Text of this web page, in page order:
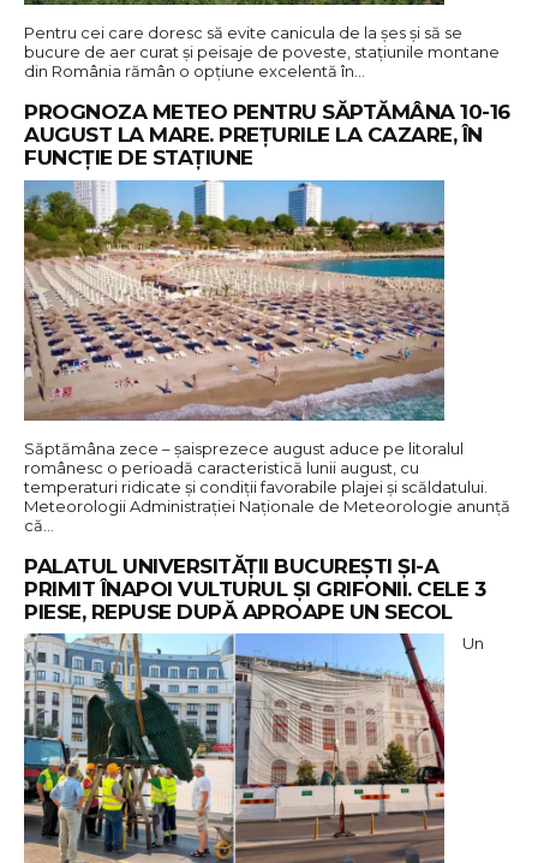
Pentru cei care doresc să evite canicula de la șes și să se
bucure de aer curat și peisaje de poveste, stațiunile montane
din România rămân o opțiune excelentă în…
PROGNOZA METEO PENTRU SĂPTĂMÂNA 10-16
AUGUST LA MARE. PREȚURILE LA CAZARE, ÎN
FUNCȚIE DE STAȚIUNE
Săptămâna zece – șaisprezece august aduce pe litoralul
românesc o perioadă caracteristică lunii august, cu
temperaturi ridicate și condiții favorabile plajei și scăldatului.
Meteorologii Administrației Naționale de Meteorologie anunță
că…
PALATUL UNIVERSITĂȚII BUCUREȘTI ȘI-A
PRIMIT ÎNAPOI VULTURUL ȘI GRIFONII. CELE 3
PIESE, REPUSE DUPĂ APROAPE UN SECOL
Un